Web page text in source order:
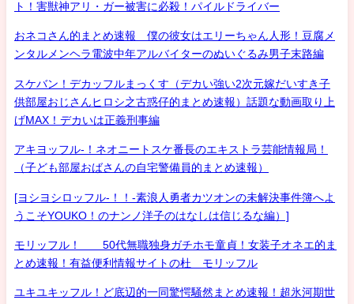
ト！害獣神アリ・ガー被害に必殺！パイルドライバー
おネコさん的まとめ速報 僕の彼女はエリーちゃん人形！豆腐メ
ンタルメンヘラ電波中年アルバイターのぬいぐるみ男子末路編
スケバン！デカッフルまっくす（デカい強い2次元嫁だいすき子
供部屋おじさんヒロシ之古惑仔的まとめ速報）話題な動画取り上
げMAX！デカいは正義刑事編
アキヨッフル-！ネオニートスケ番長のエキストラ芸能情報局！
（子ども部屋おばさんの自宅警備員的まとめ速報）
[ヨシヨシロッフル-！！-素浪人勇者カツオンの未解決事件簿へよ
うこそYOUKO！のナンノ洋子のはなしは信じるな編）]
モリッフル！ 50代無職独身ガチホモ童貞！女装子オネエ的ま
とめ速報！有益便利情報サイトの杜 モリッフル
ユキユキッフル！ど底辺的一同驚愕騒然まとめ速報！超氷河期世